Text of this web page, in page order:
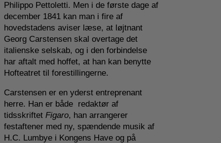
Philippo Pettoletti. Men i de første dage af
december 1841 kan man i fire af
hovedstadens aviser læse, at løjtnant
Georg Carstensen skal overtage det
italienske selskab, og i den forbindelse
har aftalt med hoffet, at han kan benytte
Hofteatret til forestillingerne.
Carstensen er en yderst entreprenant
herre. Han er både redaktør af
tidsskriftet Figaro, han arrangerer
festaftener med ny, spændende musik af
H.C. Lumbye i Kongens Have og på